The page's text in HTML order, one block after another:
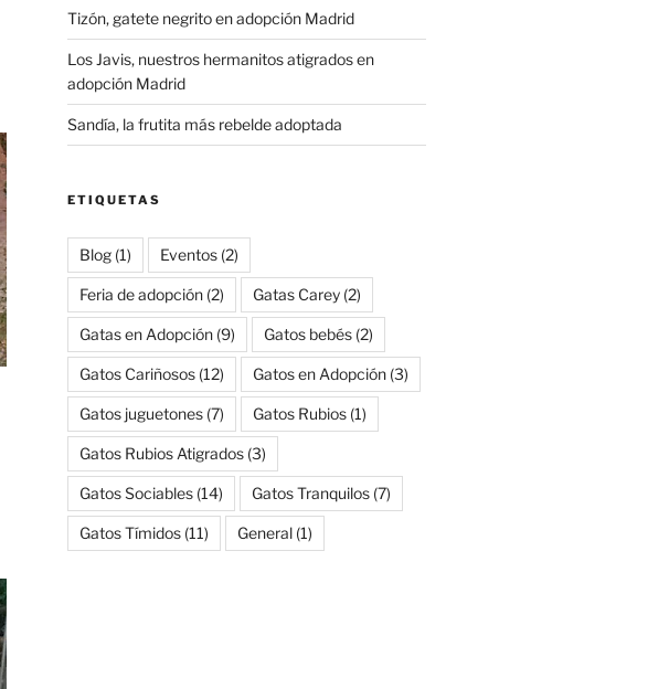
Tizón, gatete negrito en adopción Madrid
Los Javis, nuestros hermanitos atigrados en
adopción Madrid
Sandía, la frutita más rebelde adoptada
ETIQUETAS
Blog(1) Eventos(2)
Feria de adopción(2) Gatas Carey(2)
Gatas en Adopción(9) Gatos bebés(2)
Gatos Cariñosos(12) Gatos en Adopción(3)
Gatos juguetones(7) Gatos Rubios(1)
Gatos Rubios Atigrados(3)
Gatos Sociables(14) Gatos Tranquilos(7)
Gatos Tímidos(11) General(1)